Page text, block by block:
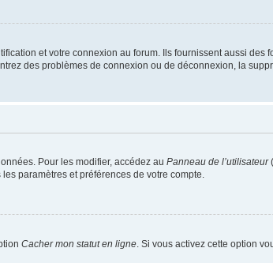
et votre connexion au forum. Ils fournissent aussi
des problèmes de connexion ou de déconnexion, la
Pour les modifier, accédez au Panneau de l’utilisateur
paramètres et préférences de votre compte.
Cacher mon statut en ligne . Si vous activez cette option